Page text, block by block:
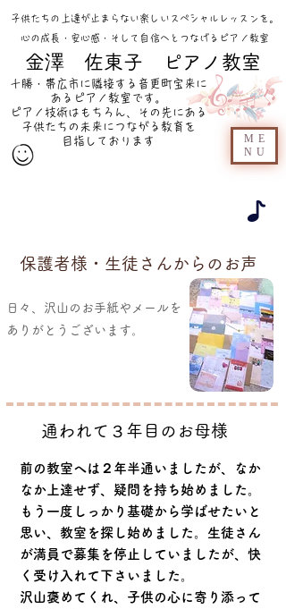
金澤 佐東子 ピアノ教室
ME
NU
十勝・帯広市に隣接する音更町宝来に
あるピアノ教室です。
ピアノ技術はもちろん、その先にある
子供たちの未来につながる教育を
目指しております
​子供たちの上達が止まらない楽しいスペシャルレッスンを。
心の成長・安心感・そして自信へとつなげるピアノ教室
保護者様・生徒さんからのお声
日々、沢山のお手紙やメールを
ありがとうございます。
​通われて３年目のお母様
前の教室へは２年半通いましたが、なか
なか上達せず、疑問を持ち始めました。
もう一度しっかり基礎から学ばせたいと
思い、教室を探し始めました。生徒さん
が満員で募集を停止していましたが、快
く受け入れて下さいました。
沢山褒めてくれ、子供の心に寄り添って